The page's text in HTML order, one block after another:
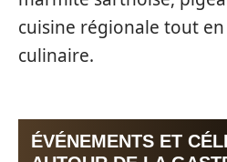
cuisine régionale tout
culinaire.
ÉVÉNEMENTS ET